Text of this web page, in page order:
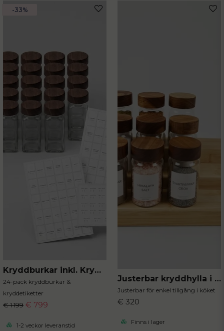
Kryddburkar inkl. Kryddetiketter
24-pack kryddburkar &
kryddetiketter
€ 1 199 € 799
1-2 veckor leveranstid
-33%
Justerbar kryddhylla i bambu
Justerbar för enkel tillgång i köket
€ 320
Finns i lager